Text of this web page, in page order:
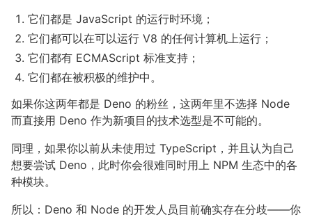
它们都是 JavaScript 的运行时环境；
它们都可以在可以运行 V8 的任何计算机上运行；
它们都有 ECMAScript 标准支持；
它们都在被积极的维护中。
如果你这两年都是 Deno 的粉丝，这两年里不选择 Node
而直接用 Deno 作为新项目的技术选型是不可能的。
同理，如果你以前从未使用过 TypeScript，并且认为自己
想要尝试 Deno，此时你会很难同时用上 NPM 生态中的各
种模块。
所以：Deno 和 Node 的开发人员目前确实存在分歧——你